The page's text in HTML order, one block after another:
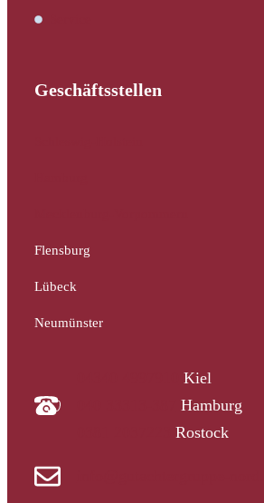
Geschäftsstellen
Flensburg
Lübeck
Neumünster
Kiel
Hamburg
Rostock